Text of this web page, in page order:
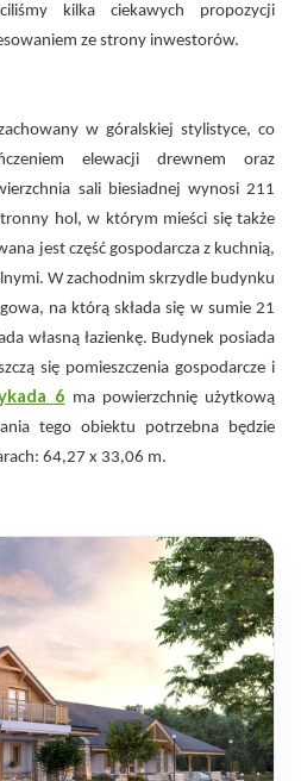
kilka ciekawych propozycji
ze strony inwestorów.
w góralskiej stylistyce, co
elewacji drewnem oraz
sali biesiadnej wynosi 211
hol, w którym mieści się także
jest część gospodarcza z kuchnią,
W zachodnim skrzydle budynku
na którą składa się w sumie 21
własną łazienkę. Budynek posiada
się pomieszczenia gospodarcze i
6 ma powierzchnię użytkową
tego obiektu potrzebna będzie
64,27 x 33,06 m.